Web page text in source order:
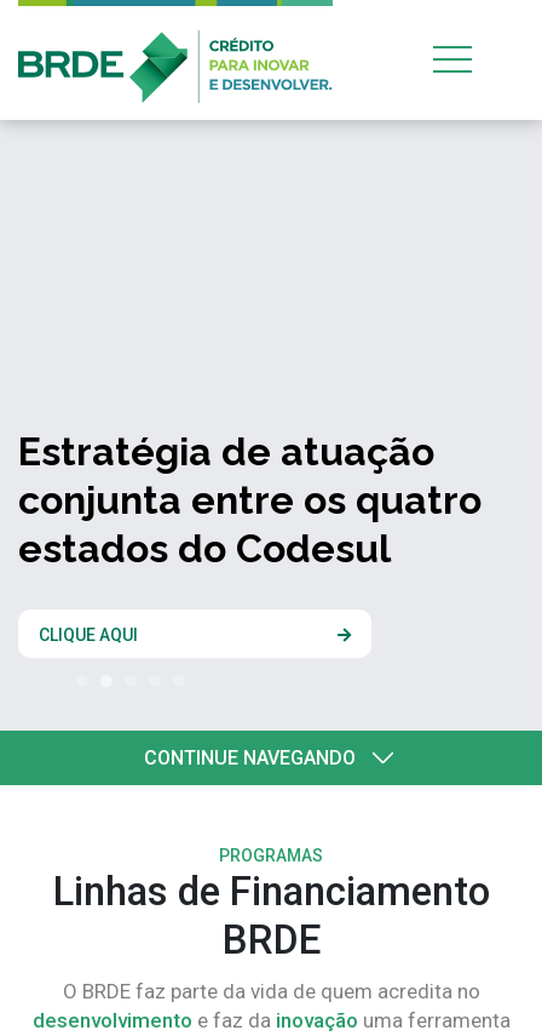
Estratégia de atuação
conjunta entre os quatro
estados do Codesul
CLIQUE AQUI
CONTINUE NAVEGANDO
PROGRAMAS
Linhas de Financiamento
BRDE
O BRDE faz parte da vida de quem acredita no
desenvolvimento e faz da inovação uma ferramenta